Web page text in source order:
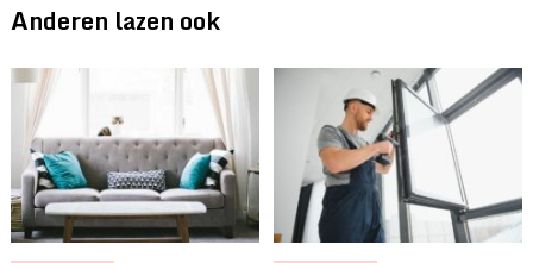
Anderen lazen ook